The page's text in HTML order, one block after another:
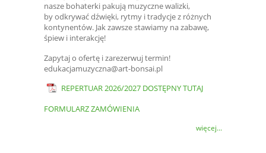
nasze bohaterki pakują muzyczne walizki,
by odkrywać dźwięki, rytmy i tradycje z różnych
kontynentów. Jak zawsze stawiamy na zabawę,
śpiew i interakcję!
Zapytaj o ofertę i zarezerwuj termin!
edukacjamuzyczna@art-bonsai.pl
REPERTUAR 2026/2027 DOSTĘPNY TUTAJ
FORMULARZ ZAMÓWIENIA
więcej...